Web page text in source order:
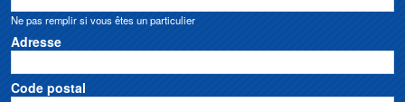
Ne pas remplir si vous êtes un particulier
Adresse
Code postal